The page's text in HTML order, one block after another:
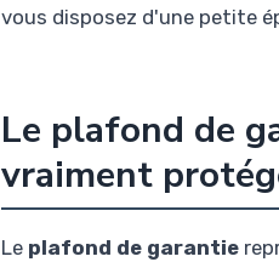
vous disposez d'une petite
Le plafond de
vraiment
Le plafond de garantie